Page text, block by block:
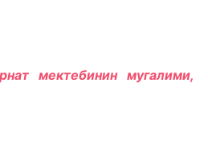
мектебинин мугалими,